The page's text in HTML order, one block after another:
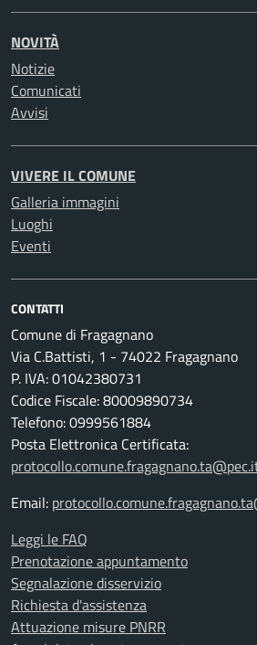
NOVITÀ
Notizie
Comunicati
Avvisi
VIVERE IL COMUNE
Galleria immagini
Luoghi
Eventi
CONTATTI
Comune di Fragagnano
Via C.Battisti, 1 - 74022 Fragagnano
P. IVA: 01042380731
Codice Fiscale: 80009890734
Telefono: 0999561884
Posta Elettronica Certificata:
Email:
Leggi le FAQ
Prenotazione appuntamento
Segnalazione disservizio
Richiesta d'assistenza
Attuazione misure PNRR